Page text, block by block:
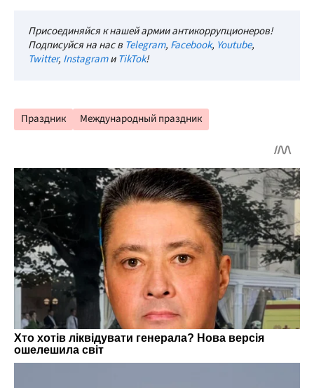
Присоединяйся к нашей армии антикоррупционеров!
Подписуйся на нас в Telegram, Facebook, Youtube,
Twitter, InstagramиTikTok!
Праздник Международный праздник